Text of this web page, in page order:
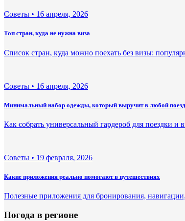
Советы • 16 апреля, 2026
Топ стран, куда не нужна виза
Список стран, куда можно поехать без визы:
Советы • 16 апреля, 2026
Минимальный набор одежды, который выручит в любой
Как собрать универсальный гардероб для поездки
Советы • 19 февраля, 2026
Какие приложения реально помогают в путешествиях
Полезные приложения для бронирования,
Погода в регионе